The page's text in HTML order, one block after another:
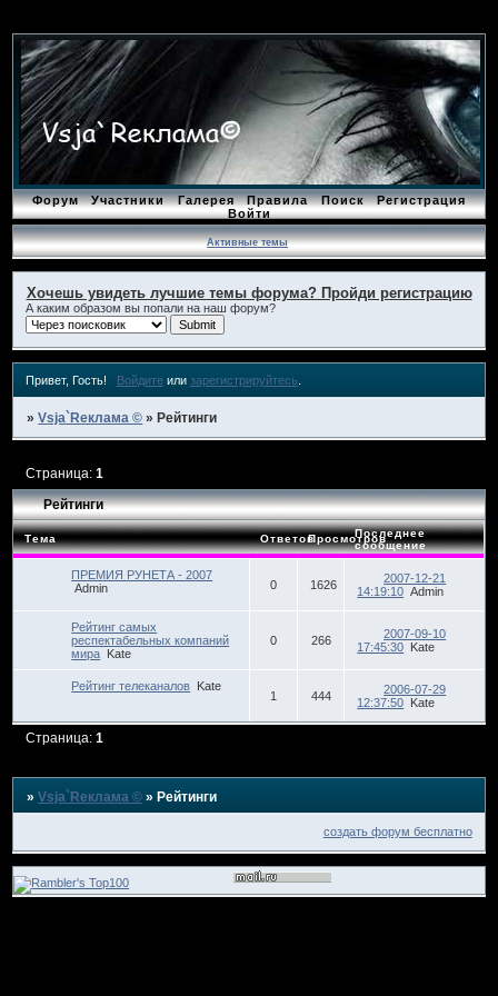
Форум Участники Галерея Правила Поиск
Регистрация
Войти
Активные темы
Хочешь увидеть лучшие темы форума? Пройди регистрацию
А каким образом вы попали на наш форум?
Привет, Гость! Войдитеили зарегистрируйтесь
»Vsja`Rеклама © » Рейтинги
Рейтинги
Страница:1
Тема ОтветовПросмотровПоследнее
сообщение
ПРЕМИЯ РУНЕТА - 2007
Admin
0 1626
2007-12-21
14:19:10 Admin
Рейтинг самых
респектабельных компаний
мира Kate
0 266
2007-09-10
17:45:30 Kate
Рейтинг телеканалов Kate
1 444
2006-07-29
12:37:50 Kate
Страница:1
»Vsja`Rеклама © »Рейтинги
создать форум бесплатно